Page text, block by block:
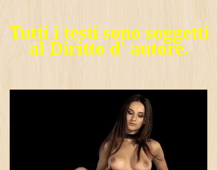
Tutti i testi sono soggetti
al Diritto d' autore.